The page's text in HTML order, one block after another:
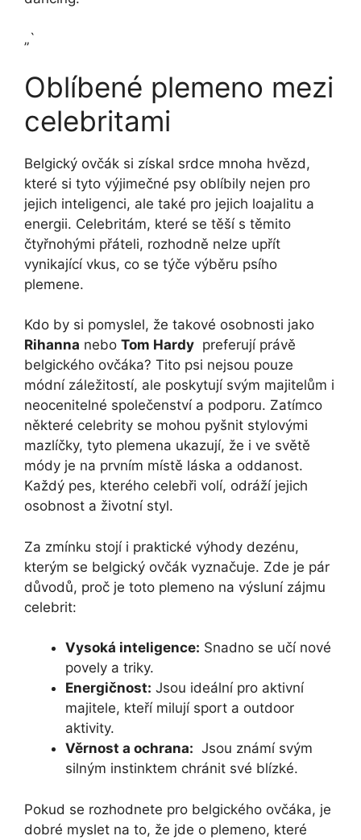
„`
Oblíbené plemeno mezi
celebritami
Belgický ovčák ⁢si získal srdce mnoha⁣ hvězd,
které si ⁣tyto výjimečné psy oblíbily nejen pro
jejich inteligenci, ale ‍také pro jejich⁣ loajalitu a
energii. Celebritám, které se těší s těmito
čtyřnohými přáteli, rozhodně nelze upřít
vynikající vkus, co se týče výběru psího
⁣plemene.
Kdo⁢ by⁢ si ‍pomyslel, že⁢ takové osobnosti jako
Rihanna ‌nebo Tom Hardy ⁢ preferují právě
belgického ovčáka?⁣ Tito psi nejsou pouze
módní záležitostí, ​ale‍ poskytují ‍svým majitelům i
neocenitelné společenství a podporu. ⁤Zatímco
některé celebrity se mohou pyšnit‍ stylovými
mazlíčky,⁢ tyto plemena ukazují, že i ve světě⁢
módy⁣ je na‍ prvním místě láska a oddanost.
Každý pes,‌ kterého celebři volí, odráží jejich
osobnost a životní styl.
Za zmínku stojí i praktické výhody dezénu,
kterým se belgický ovčák vyznačuje. Zde je pár
důvodů, proč je toto plemeno​ na výsluní zájmu
celebrit:
Vysoká inteligence: Snadno se učí nové
povely a triky.
Energičnost: Jsou ideální pro aktivní
majitele, kteří milují sport‍ a outdoor
aktivity.
Věrnost a ochrana: ​ Jsou známí svým
silným instinktem⁤ chránit své ‌blízké.
Pokud se rozhodnete pro belgického ovčáka, je
‌dobré myslet ⁣na to, že jde‌ o⁣ plemeno,⁣ které